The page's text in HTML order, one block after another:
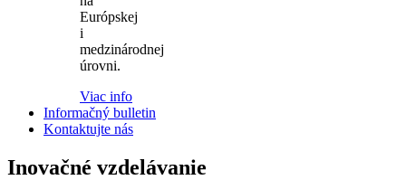
Európskej
i
medzinárodnej
úrovni.
Viac info
Informačný bulletin
Kontaktujte nás
Inovačné vzdelávanie